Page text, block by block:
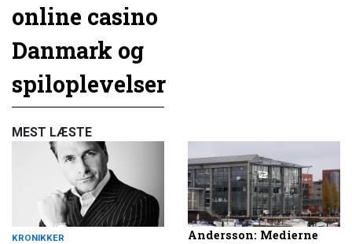
online casino
Danmark og
spiloplevelser
MEST LÆSTE
KRONIKKER
Andersson: Medierne